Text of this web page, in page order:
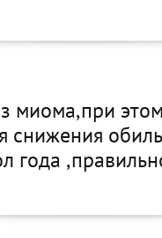
миома,при
снижения
года